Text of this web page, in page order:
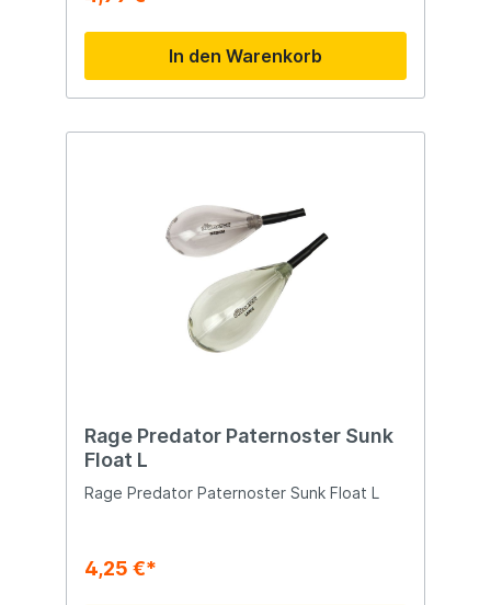
sichtbar. Dank der leichten
Schaumstoffkonstruktion ist die Pose
äußerst reaktionsschnell und stabil, sodass
selbst die feinsten Bisse erkannt werden
schnell fließenden Fluss – der Hoempie
geeignet Doppelte Bissanzeige auf der
Antenne Mit Starlite-Halter für
Nachtfischen ausgestattet Leichte
Schaumstoffkonstruktion für hohe
Sensibilität Stabil und reaktionsschnell auch
bei starken Strömungen
In den Warenkorb
Rage Predator Paternoster Sunk
Float L
Rage Predator Paternoster Sunk Float L
4,25 €*